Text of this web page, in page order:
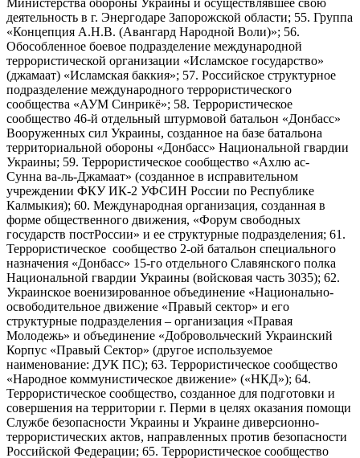
деятельность в г. Энергодаре Запорожской области; 55. Группа
«Концепция А.Н.В. (Авангард Народной Воли)»; 56.
Обособленное боевое подразделение международной
террористической организации «Исламское государство»
(джамаат) «Исламская баккия»; 57. Российское структурное
подразделение международного террористического
сообщества «АУМ Синрикё»; 58. Террористическое
сообщество 46-й отдельный штурмовой батальон «Донбасс»
Вооруженных сил Украины, созданное на базе батальона
территориальной обороны «Донбасс» Национальной гвардии
Украины; 59. Террористическое сообщество «Ахлю ас-
Сунна ва-ль-Джамаат» (созданное в исправительном
учреждении ФКУ ИК-2 УФСИН России по Республике
Калмыкия); 60. Международная организация, созданная в
форме общественного движения, «Форум свободных
государств постРоссии» и ее структурные подразделения; 61.
Террористическое сообщество 2-ой батальон специального
назначения «Донбасс» 15-го отдельного Славянского полка
Национальной гвардии Украины (войсковая часть 3035); 62.
Украинское военизированное объединение «Национально-
освободительное движение «Правый сектор» и его
структурные подразделения – организация «Правая
Молодежь» и объединение «Добровольческий Украинский
Корпус «Правый Сектор» (другое используемое
наименование: ДУК ПС); 63. Террористическое сообщество
«Народное коммунистическое движение» («НКД»); 64.
Террористическое сообщество, созданное для подготовки и
совершения на территории г. Перми в целях оказания помощи
Службе безопасности Украины и Украине диверсионно-
террористических актов, направленных против безопасности
Российской Федерации; 65. Террористическое сообщество